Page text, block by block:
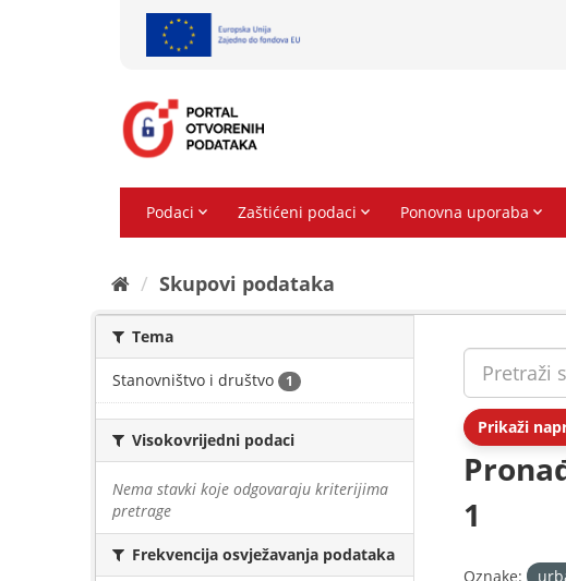
Skupovi podаtаkа
Tema
Stanovništvo i društvo 1
Visokovrijedni podaci
Nema stavki koje odgovaraju kriterijima
pretrage
Frekvencija osvježavanja podataka
Prikaži
1
Oznake: